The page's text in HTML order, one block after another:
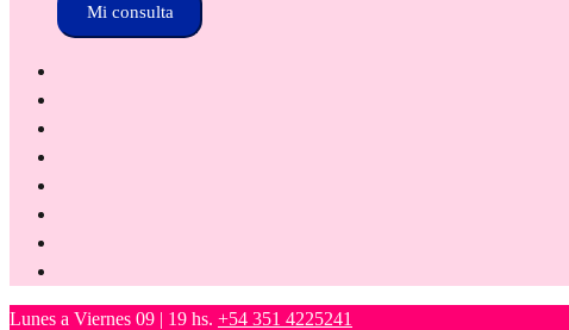
Lunes a Viernes 09 | 19 hs. +54 351 4225241